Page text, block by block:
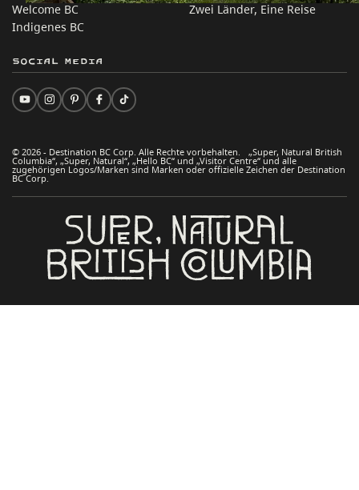
Welcome BC
Indigenes BC
Zwei Länder, Eine Reise
© 2026 - Destination BC Corp. Alle Rechte vorbehalten. „Super, Natural British
Columbia“, „Super, Natural“, „Hello BC“ und „Visitor Centre“ und alle
zugehörigen Logos/Marken sind Marken oder offizielle Zeichen der Destination
BC Corp.
Social Media